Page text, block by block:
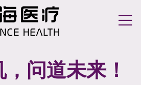
切换
问道未来！